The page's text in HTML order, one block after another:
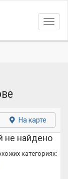
На карте
не найдено
категориях: